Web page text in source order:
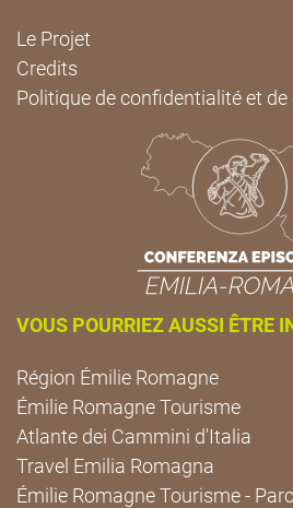
Le Projet
Credits
Politique de confidentialité et de
VOUS POURRIEZ AUSSI ÊTRE
Région Émilie Romagne
Émilie Romagne Tourisme
Atlante dei Cammini d'Italia
Travel Emilia Romagna
Émilie Romagne Tourisme -